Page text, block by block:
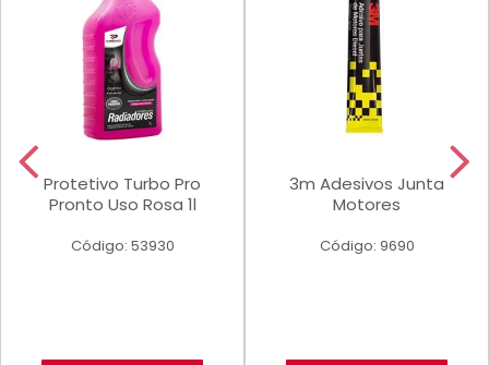
Protetivo Turbo Pro
Pronto Uso Rosa 1l
Código: 53930
3m Adesivos Junta
Motores
Código: 9690